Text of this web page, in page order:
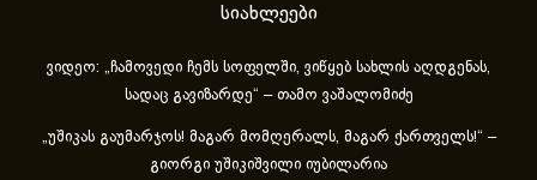
სიახლეები
ვიდეო: „ჩამოვედი ჩემს სოფელში, ვიწყებ სახლის აღდგენას,
სადაც გავიზარდე“ – თამო ვაშალომიძე
„უშიკას გაუმარჯოს! მაგარ მომღერალს, მაგარ ქართველს!“ –
გიორგი უშიკიშვილი იუბილარია